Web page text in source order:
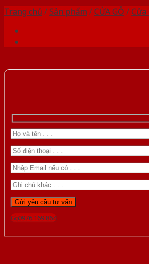
Trang chủ /Sản phẩm /CỬA GỖ /Cửa
Gọi 0976.169.864